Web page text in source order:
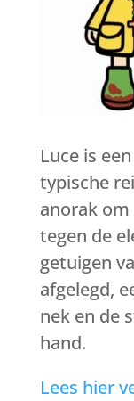
Luce is
typische
anorak
tegen de
getuigen
afgelegd,
nek en de
hand.
Lees hier